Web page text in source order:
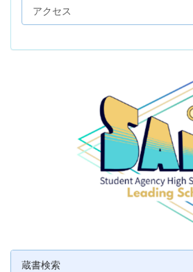
アクセス
蔵書検索